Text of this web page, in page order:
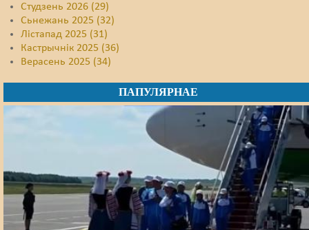
Студзень 2026 (29)
Сьнежань 2025 (32)
Лістапад 2025 (31)
Кастрычнік 2025 (36)
Верасень 2025 (34)
ПАПУЛЯРНАЕ